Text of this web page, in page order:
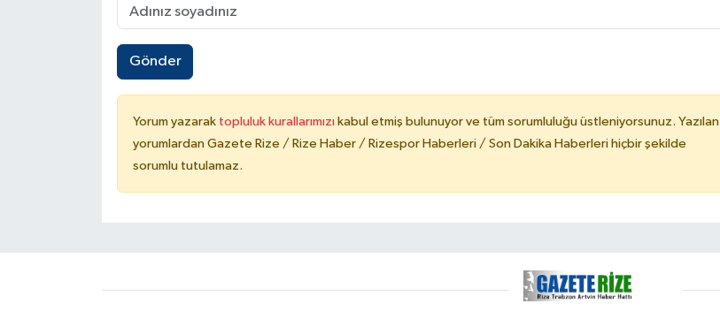
Gönder
Yorum yazarak topluluk kurallarımızı kabul etmiş bulunuyor ve tüm sorumluluğu üstleniyorsunuz. Yazılan
yorumlardan Gazete Rize / Rize Haber / Rizespor Haberleri / Son Dakika Haberleri hiçbir şekilde
sorumlu tutulamaz.